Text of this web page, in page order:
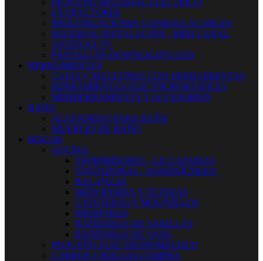
PEQUEÑO MATERIAL ELECTRICO
EXTRACTORES
PROLONGACIONES Y ENROLLACABLES
MATERIAL INSTALACIÓN - MINI CANAL
ANTENAS TV
PANTALLAS-DOWNLIGHTS LED
HERRAMIENTAS
CAJAS Y MALETINES CON HERRAMIENTAS
HERRAMIENTAS ELECTROPORTATILES
MINIHERRAMIENTA Y ACCESORIOS
BAÑO
ACCESORIOS PARA BAÑO
MUEBLES DE BAÑO
HOGAR
COCINA
EXPRIMIDORES - LICUADORAS
TOSTADORAS - SANDWICHERA
BALANZAS
HERVIDORES Y TETERAS
CAFETERAS Y MOLINILLOS
FREIDORAS
BATIDORAS DE VARILLAS
BATIDORAS DE VASO
PEQUEÑO ELECTRODOMESTICO
CARROS Y BOLSAS COMPRA